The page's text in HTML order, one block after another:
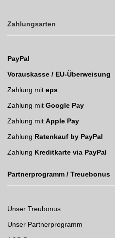
Zahlungsarten
PayPal
Vorauskasse / EU-Überweisung
Zahlung mit eps
Zahlung mit Google Pay
Zahlung mit Apple Pay
Zahlung Ratenkauf by PayPal
Zahlung Kreditkarte via PayPal
Partnerprogramm / Treuebonus
Unser Treubonus
Unser Partnerprogramm